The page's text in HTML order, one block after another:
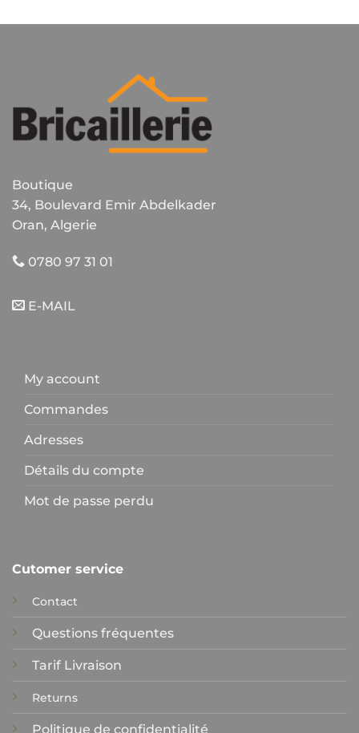
choisies
sur
la
page
Boutique
34, Boulevard Emir Abdelkader
Oran, Algerie
0780 97 31 01
E-MAIL
My account
Commandes
Adresses
Détails du compte
Mot de passe perdu
Cutomer service
Contact
Questions fréquentes
Tarif Livraison
Returns
Politique de confidentialité